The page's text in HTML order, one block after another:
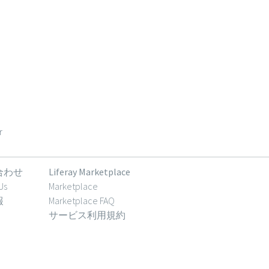
わせ
Liferay Marketplace
Marketplace
Marketplace FAQ
サービス利用規約